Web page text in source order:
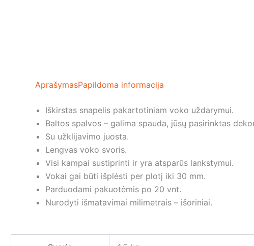
AprašymasPapildoma informacija
Iškirstas snapelis pakartotiniam voko uždarymui.
Baltos spalvos – galima spauda, jūsų pasirinktas
Su užklijavimo juosta.
Lengvas voko svoris.
Visi kampai sustiprinti ir yra atsparūs lankstymui.
Vokai gai būti išplėsti per plotį iki 30 mm.
Parduodami pakuotėmis po 20 vnt.
Nurodyti išmatavimai milimetrais – išoriniai.